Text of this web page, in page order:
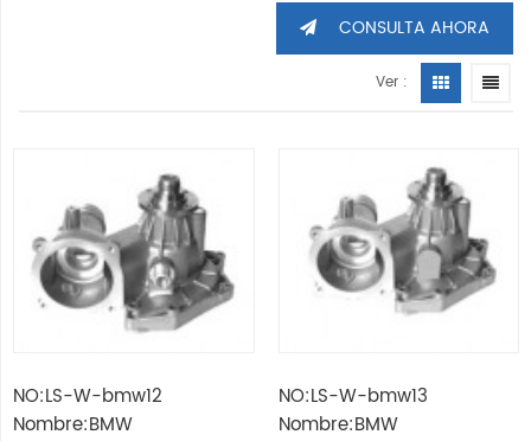
CONSULTA AHORA
Ver :
NO:LS-W-bmw12
Nombre:BMW
NO:LS-W-bmw13
Nombre:BMW